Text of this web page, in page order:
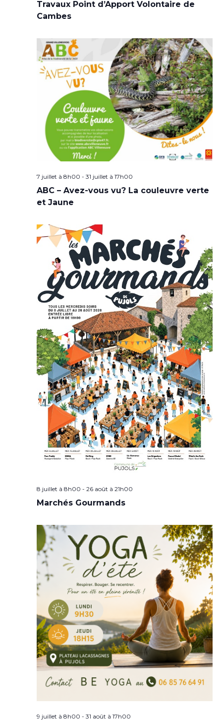
Travaux Point d’Apport Volontaire de
Cambes
7 juillet à 8h00 - 31 juillet à 17h00
ABC – Avez-vous vu? La couleuvre verte
et Jaune
8 juillet à 8h00 - 26 août à 21h00
Marchés Gourmands
9 juillet à 8h00 - 31 août à 17h00